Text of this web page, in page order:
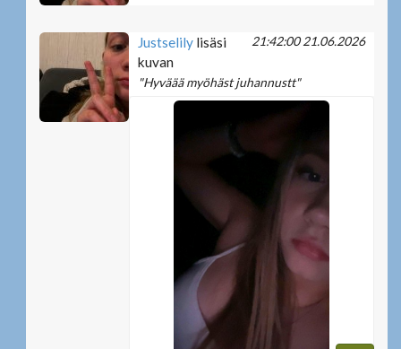
21:42:00 21.06.2026
Justselily lisäsi
kuvan
"Hyväää myöhäst juhannustt"